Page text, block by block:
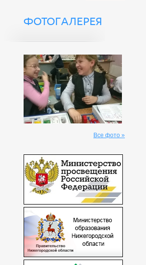
ФОТОГАЛЕРЕЯ
Все фото »